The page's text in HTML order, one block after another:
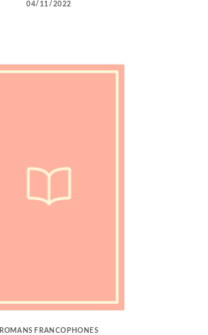
04/11/2022
ROMANS FRANCOPHONES